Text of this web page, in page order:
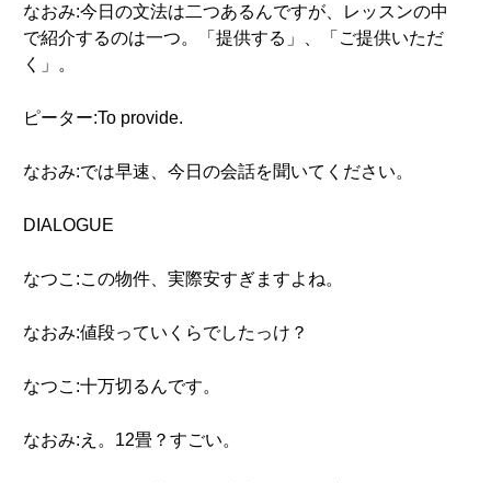
なおみ:今日の文法は二つあるんですが、レッスンの中
で紹介するのは一つ。「提供する」、「ご提供いただ
く」。
ピーター:To provide.
なおみ:では早速、今日の会話を聞いてください。
DIALOGUE
なつこ:この物件、実際安すぎますよね。
なおみ:値段っていくらでしたっけ？
なつこ:十万切るんです。
なおみ:え。12畳？すごい。